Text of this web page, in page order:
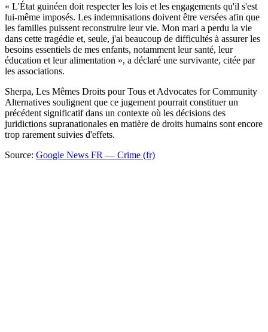
« L'État guinéen doit respecter les lois et les engagements qu'il s'est
lui-même imposés. Les indemnisations doivent être versées afin que
les familles puissent reconstruire leur vie. Mon mari a perdu la vie
dans cette tragédie et, seule, j'ai beaucoup de difficultés à assurer les
besoins essentiels de mes enfants, notamment leur santé, leur
éducation et leur alimentation », a déclaré une survivante, citée par
les associations.
Sherpa, Les Mêmes Droits pour Tous et Advocates for Community
Alternatives soulignent que ce jugement pourrait constituer un
précédent significatif dans un contexte où les décisions des
juridictions supranationales en matière de droits humains sont encore
trop rarement suivies d'effets.
Source: Google News FR — Crime (fr)